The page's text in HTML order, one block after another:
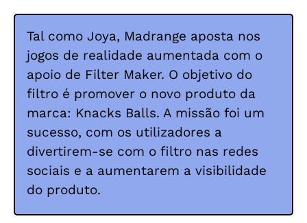
Tal como Joya, Madrange aposta nos
jogos de realidade aumentada com o
apoio de Filter Maker. O objetivo do
filtro é promover o novo produto da
marca: Knacks Balls. A missão foi um
sucesso, com os utilizadores a
divertirem-se com o filtro nas redes
sociais e a aumentarem a visibilidade
do produto.